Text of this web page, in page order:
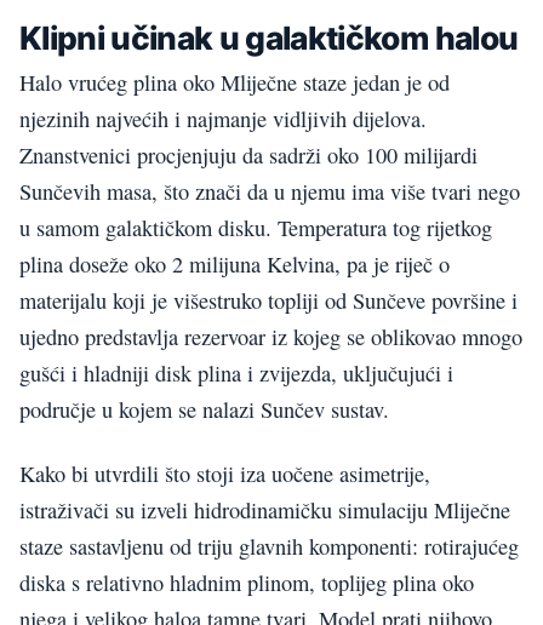
Klipni učinak u galaktičkom halou
Halo vrućeg plina oko Mliječne staze jedan je od
njezinih najvećih i najmanje vidljivih dijelova.
Znanstvenici procjenjuju da sadrži oko 100 milijardi
Sunčevih masa, što znači da u njemu ima više tvari nego
u samom galaktičkom disku. Temperatura tog rijetkog
plina doseže oko 2 milijuna Kelvina, pa je riječ o
materijalu koji je višestruko topliji od Sunčeve površine i
ujedno predstavlja rezervoar iz kojeg se oblikovao mnogo
gušći i hladniji disk plina i zvijezda, uključujući i
područje u kojem se nalazi Sunčev sustav.
Kako bi utvrdili što stoji iza uočene asimetrije,
istraživači su izveli hidrodinamičku simulaciju Mliječne
staze sastavljenu od triju glavnih komponenti: rotirajućeg
diska s relativno hladnim plinom, toplijeg plina oko
njega i velikog haloa tamne tvari. Model prati njihovo